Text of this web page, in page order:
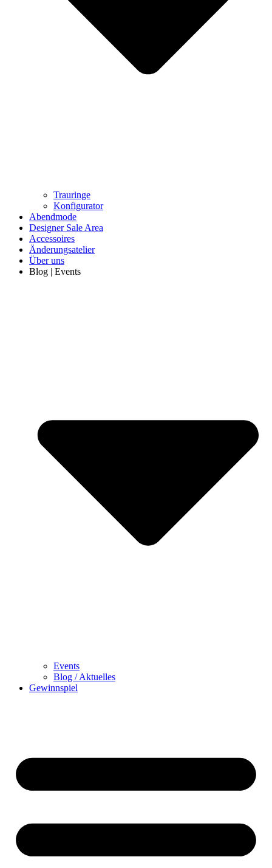
Trauringe
Konfigurator
Abendmode
Designer Sale Area
Accessoires
Änderungsatelier
Über uns
Blog | Events
Events
Blog / Aktuelles
Gewinnspiel